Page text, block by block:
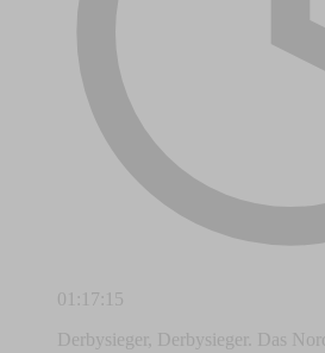
01:17:15
Derbysieger, Derbysieger. Das